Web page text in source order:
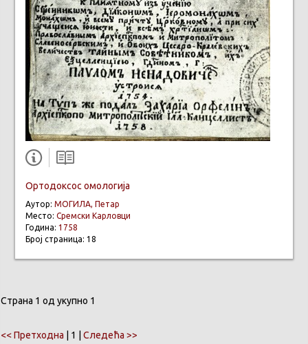
Ортодоксос омологија
Аутор: МОГИЛА, Петар
Место: Сремски Карловци
Година: 1758
Број страница: 18
Страна 1 од укупно 1
<< Претходна | 1 | Следећа >>